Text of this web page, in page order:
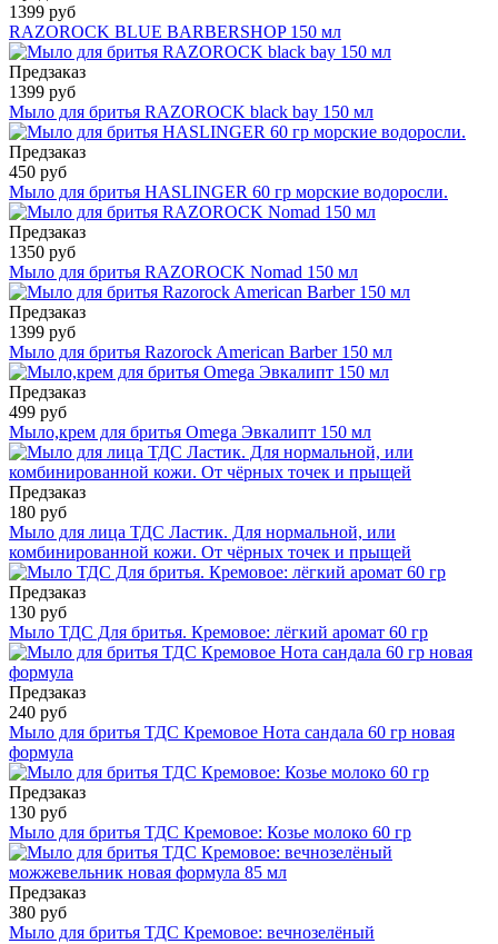
1399 руб
RAZOROCK BLUE BARBERSHOP 150 мл
Предзаказ
1399 руб
Мыло для бритья RAZOROCK black bay 150 мл
Предзаказ
450 руб
Мыло для бритья HASLINGER 60 гр морские водоросли.
Предзаказ
1350 руб
Мыло для бритья RAZOROCK Nomad 150 мл
Предзаказ
1399 руб
Мыло для бритья Razorock American Barber 150 мл
Предзаказ
499 руб
Мыло,крем для бритья Omega Эвкалипт 150 мл
Предзаказ
180 руб
Мыло для лица ТДС Ластик. Для нормальной, или
комбинированной кожи. От чёрных точек и прыщей
Предзаказ
130 руб
Мыло ТДС Для бритья. Кремовое: лёгкий аромат 60 гр
Предзаказ
240 руб
Мыло для бритья ТДС Кремовое Нота сандала 60 гр новая
формула
Предзаказ
130 руб
Мыло для бритья ТДС Кремовое: Козье молоко 60 гр
Предзаказ
380 руб
Мыло для бритья ТДС Кремовое: вечнозелёный